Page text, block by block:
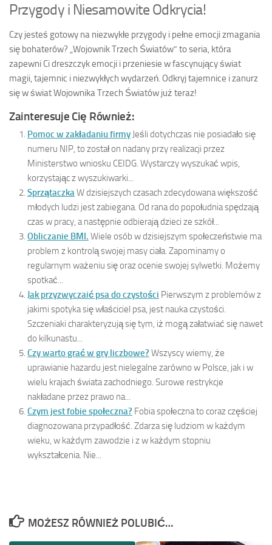
Przygody i Niesamowite Odkrycia!
Czy jesteś gotowy na niezwykłe przygody i pełne emocji zmagania
się bohaterów? „Wojownik Trzech Światów” to seria, która
zapewni Ci dreszczyk emocji i przeniesie w fascynujący świat
magii, tajemnic i niezwykłych wydarzeń. Odkryj tajemnice i zanurz
się w świat Wojownika Trzech Światów już teraz!
Zainteresuje Cię Również:
Pomoc w zakładaniu firmy Jeśli dotychczas nie posiadało się
numeru NIP, to został on nadany przy realizacji przez
Ministerstwo wniosku CEIDG. Wystarczy wyszukać wpis,
korzystając z wyszukiwarki...
SprzątaczkaW dzisiejszych czasach zdecydowana większość
młodych ludzi jest zabiegana. Od rana do popołudnia spędzają
czas w pracy, a następnie odbierają dzieci ze szkół...
Obliczanie BMI. Wiele osób w dzisiejszym społeczeństwie ma
problem z kontrolą swojej masy ciała. Zapominamy o
regularnym ważeniu się oraz ocenie swojej sylwetki. Możemy
spotkać...
Jak przyzwyczaić psa do czystości Pierwszym z problemów z
jakimi spotyka się właściciel psa, jest nauka czystości.
Szczeniaki charakteryzują się tym, iż mogą załatwiać się nawet
do kilkunastu...
Czy warto grać w gry liczbowe? Wszyscy wiemy, że
uprawianie hazardu jest nielegalne zarówno w Polsce, jak i w
wielu krajach świata zachodniego. Surowe restrykcje
nakładane przez prawo na...
Czym jest fobie społeczna? Fobia społeczna to coraz częściej
diagnozowana przypadłość. Zdarza się ludziom w każdym
wieku, w każdym zawodzie i z w każdym stopniu
wykształcenia. Nie...
MOŻESZ RÓWNIEŻ POLUBIĆ…